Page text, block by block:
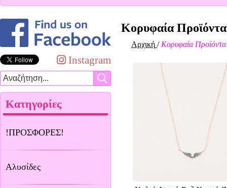
Instagram
Κατηγορίες
!ΠΡΟΣΦΟΡΕΣ!
Αλυσίδες
Κορυφαία Προϊόντα
Αρχική / Κορυφαία Προϊόντα